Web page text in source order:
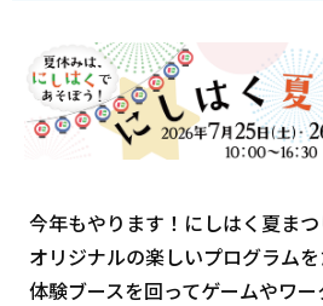
今年もやります！にしはく夏まつ
オリジナルの楽しいプログラム
体験ブースを回ってゲームやワ